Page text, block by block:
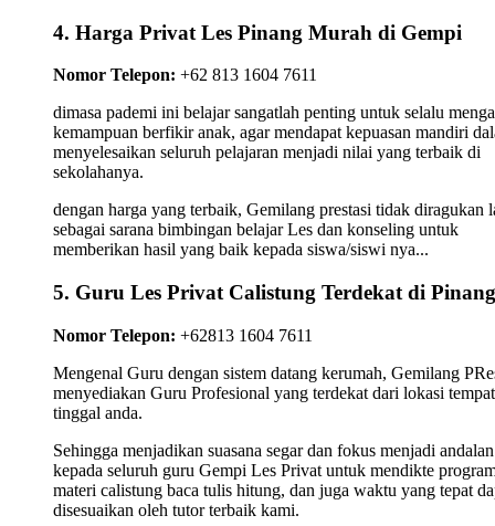
4. Harga Privat Les Pinang Murah di Gempi
Nomor Telepon: +62 813 1604 7611
dimasa pademi ini belajar sangatlah penting untuk selalu
kemampuan berfikir anak, agar mendapat kepuasan mandiri
menyelesaikan seluruh pelajaran menjadi nilai yang terbaik di
sekolahanya.
dengan harga yang terbaik, Gemilang prestasi tidak diragukan
sebagai sarana bimbingan belajar Les dan konseling untuk
memberikan hasil yang baik kepada siswa/siswi nya...
5. Guru Les Privat Calistung Terdekat di Pinang
Nomor Telepon: +62813 1604 7611
Mengenal Guru dengan sistem datang kerumah, Gemilang
menyediakan Guru Profesional yang terdekat dari lokasi tempat
tinggal anda.
Sehingga menjadikan suasana segar dan fokus menjadi andalan
kepada seluruh guru Gempi Les Privat untuk mendikte
materi calistung baca tulis hitung, dan juga waktu yang tepat
disesuaikan oleh tutor terbaik kami.